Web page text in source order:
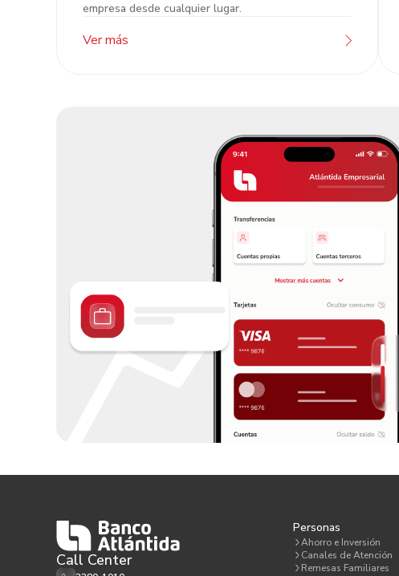
empresa desde cualquier lugar.
Ver más
Call Center
Personas
Ahorro e Inversión
Canales de Atención
Remesas Familiares